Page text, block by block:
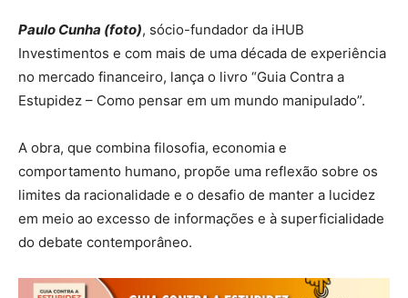
Paulo Cunha (foto), sócio-fundador da iHUB
Investimentos e com mais de uma década de experiência
no mercado financeiro, lança o livro “Guia Contra a
Estupidez – Como pensar em um mundo manipulado”.
A obra, que combina filosofia, economia e
comportamento humano, propõe uma reflexão sobre os
limites da racionalidade e o desafio de manter a lucidez
em meio ao excesso de informações e à superficialidade
do debate contemporâneo.